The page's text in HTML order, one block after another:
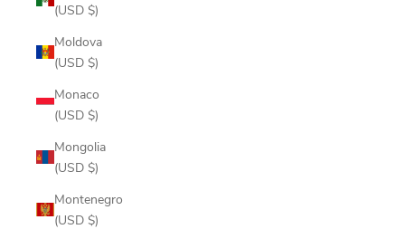
(USD $)
Moldova
(USD $)
Monaco
(USD $)
Mongolia
(USD $)
Montenegro
(USD $)